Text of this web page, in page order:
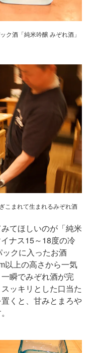
ク酒「純米吟醸 みぞれ酒」
こまれて生まれるみぞれ酒
てほしいのが「純米
ナス15～18度の冷
クに入ったお酒
以上の高さから一気
瞬でみぞれ酒が完
ッキリとした口当た
くと、甘みとまろや